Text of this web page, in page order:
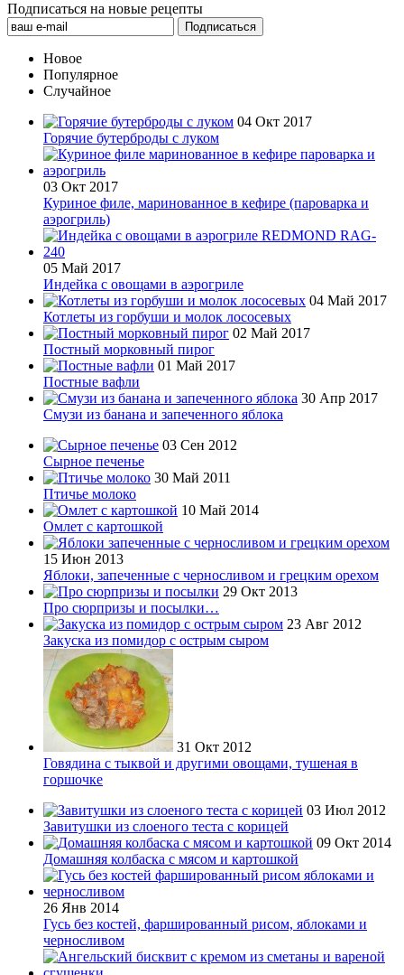
Подписаться на новые рецепты
Новое
Популярное
Случайное
04 Окт 2017
Горячие бутерброды с луком
03 Окт 2017
Куриное филе, маринованное в кефире (пароварка и
аэрогриль)
05 Май 2017
Индейка с овощами в аэрогриле
04 Май 2017
Котлеты из горбуши и молок лососевых
02 Май 2017
Постный морковный пирог
01 Май 2017
Постные вафли
30 Апр 2017
Смузи из банана и запеченного яблока
03 Сен 2012
Сырное печенье
30 Май 2011
Птичье молоко
10 Май 2014
Омлет с картошкой
15 Июн 2013
Яблоки, запеченные с черносливом и грецким орехом
29 Окт 2013
Про сюрпризы и посылки…
23 Авг 2012
Закуска из помидор с острым сыром
31 Окт 2012
Говядина с тыквой и другими овощами, тушеная в
горшочке
03 Июл 2012
Завитушки из слоеного теста с корицей
09 Окт 2014
Домашняя колбаска с мясом и картошкой
26 Янв 2014
Гусь без костей, фаршированный рисом, яблоками и
черносливом